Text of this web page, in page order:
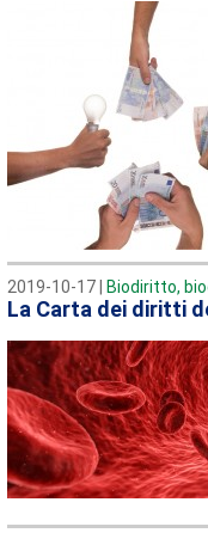
2019-10-17 | Biodiritto,
La Carta dei diritti